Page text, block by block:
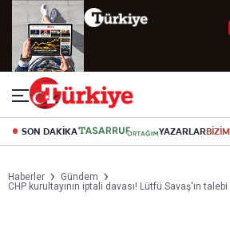
SON DAKİKA YAZARLAR
Haberler
Gündem
CHP kurultayının iptali davası! Lütfü Savaş'ın